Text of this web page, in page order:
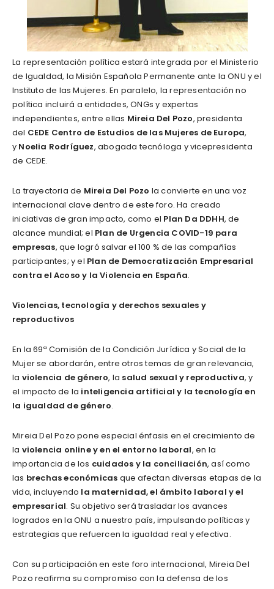
La representación política estará integrada por el Ministerio
de Igualdad, la Misión Española Permanente ante la ONU y el
Instituto de las Mujeres. En paralelo, la representación no
política incluirá a entidades, ONGs y expertas
independientes, entre ellas Mireia Del Pozo, presidenta
del CEDE Centro de Estudios de las Mujeres de Europa,
y Noelia Rodríguez, abogada tecnóloga y vicepresidenta
de CEDE.
La trayectoria de Mireia Del Pozo la convierte en una voz
internacional clave dentro de este foro. Ha creado
iniciativas de gran impacto, como el Plan Da DDHH, de
alcance mundial; el Plan de Urgencia COVID-19 para
empresas, que logró salvar el 100 % de las compañías
participantes; y el Plan de Democratización Empresarial
contra el Acoso y la Violencia en España.
Violencias, tecnología y derechos sexuales y
reproductivos
En la 69ª Comisión de la Condición Jurídica y Social de la
Mujer se abordarán, entre otros temas de gran relevancia,
la violencia de género, la salud sexual y reproductiva, y
el impacto de la inteligencia artificial y la tecnología en
la igualdad de género.
Mireia Del Pozo pone especial énfasis en el crecimiento de
la violencia online y en el entorno laboral, en la
importancia de los cuidados y la conciliación, así como
las brechaseconómicas que afectan diversas etapas de la
vida, incluyendo la maternidad, el ámbito laboral y el
empresarial. Su objetivo será trasladar los avances
logrados en la ONU a nuestro país, impulsando políticas y
estrategias que refuercen la igualdad real y efectiva.
Con su participación en este foro internacional, Mireia Del
Pozo reafirma su compromiso con la defensa de los